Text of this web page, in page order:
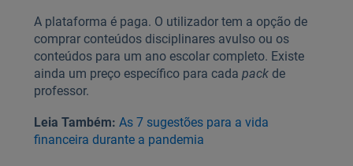
A plataforma é paga. O utilizador tem a opção de
comprar conteúdos disciplinares avulso ou os
conteúdos para um ano escolar completo. Existe
ainda um preço específico para cada packde
professor.
Leia Também: As 7 sugestões para a vida
financeira durante a pandemia